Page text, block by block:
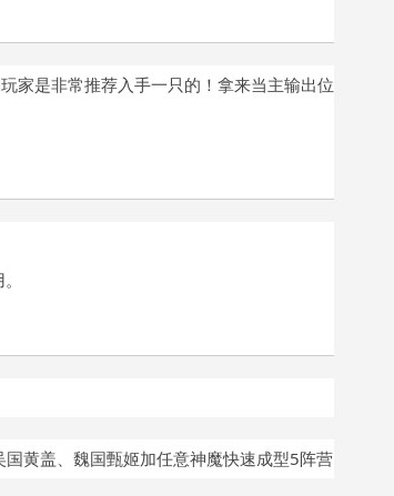
家是非常推荐入手一只的！拿来当主输出位
黄盖、魏国甄姬加任意神魔快速成型5阵营